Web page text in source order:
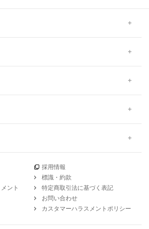
採用情報
標識・約款
ント
特定商取引法に基づく表記
お問い合わせ
カスタマーハラスメントポリシー